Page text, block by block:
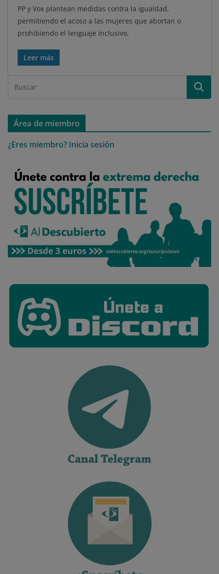
PP y Vox plantean medidas contra la igualdad,
permitiendo el acoso a las mujeres que abortan o
prohibiendo el lenguaje inclusivo.
Leer más
Área de miembro
¿Eres miembro? Inicia sesión